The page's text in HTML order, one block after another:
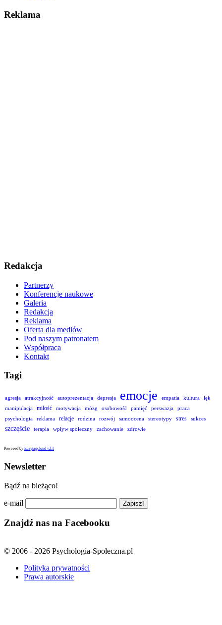
Reklama
Redakcja
Partnerzy
Konferencje naukowe
Galeria
Redakcja
Reklama
Oferta dla mediów
Pod naszym patronatem
Współpraca
Kontakt
Tagi
agresja atrakcyjność autoprezentacja depresja emocje empatia kultura
lęk
manipulacja
miłość motywacja mózg osobowość pamięć perswazja
praca
psychologia
reklama relacje rodzina rozwój samoocena stereotypy stres sukces
szczęście terapia wpływ społeczny zachowanie zdrowie
Powered by Easytagcloud v2.1
Newsletter
Bądź na bieżąco!
e-mail
Znajdź nas na Facebooku
© 2006 - 2026 Psychologia-Spoleczna.pl
Polityka prywatności
Prawa autorskie